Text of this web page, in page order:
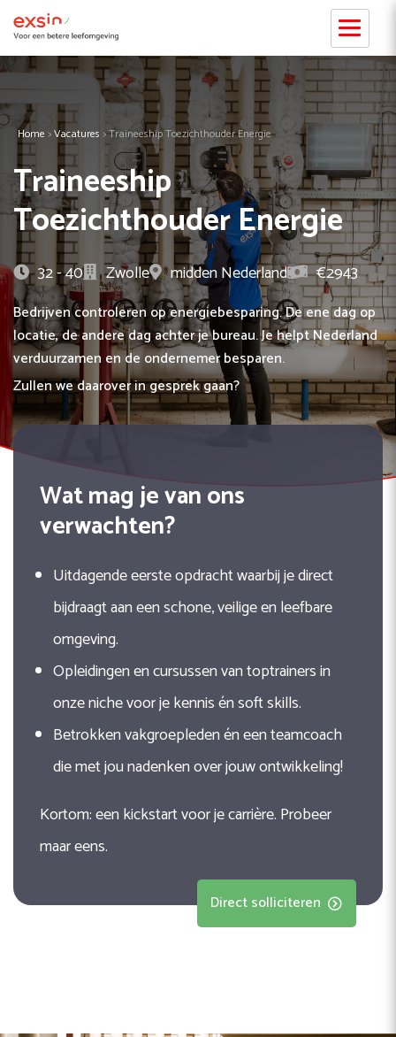
Home >Vacatures >Traineeship Toezichthouder Energie
Traineeship
Toezichthouder Energie
32 - 40 Zwolle midden Nederland €2943
Bedrijven controleren op energiebesparing. De ene dag op
locatie, de andere dag achter je bureau. Je helpt Nederland
verduurzamen en de ondernemer besparen.
Zullen we daarover in gesprek gaan?
Wat mag je van ons
verwachten?
Uitdagende eerste opdracht waarbij je direct
bijdraagt aan een schone, veilige en leefbare
omgeving.
Opleidingen en cursussen van toptrainers in
onze niche voor je kennis én soft skills.
Betrokken vakgroepleden én een teamcoach
die met jou nadenken over jouw ontwikkeling!
Kortom: een kickstart voor je carrière. Probeer
maar eens.
Direct solliciteren